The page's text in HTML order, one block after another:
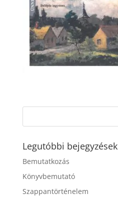
Legutóbbi bejegyzések
Bemutatkozás
Könyvbemutató
Szappantörténelem